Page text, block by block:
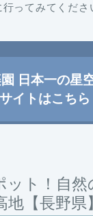
ってみてくださ
日本一の星
イトはこちら
ット！自然
【長野県】